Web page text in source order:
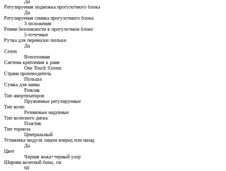
Регулируемая подножка прогулочного блока
Да
Регулируемая спинка прогулочного блока
3 положения
Ремни безопасности в прогулочном блоке
5-точечные
Ручка для переноски люльки
Да
Сезон
Всесезонная
Система крепления к раме
One Touch Sistem
Страна производитель
Польша
Сумка для мамы
Рюкзак
Тип амортизаторов
Пружинные регулируемые
Тип колес
Резиновые надувные
Тип колесного диска
Пластик
Тип тормоза
Центральный
Установка модуля лицом вперед или назад
Да
Цвет
Черная кожа+черный узор
Ширина колесной базы, см
60